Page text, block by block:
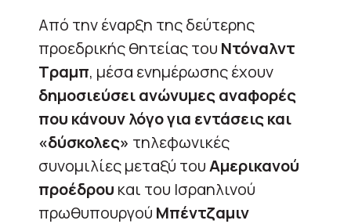
Από την έναρξη της δεύτερης
προεδρικής θητείας του Ντόναλντ
Τραμπ, μέσα ενημέρωσης έχουν
δημοσιεύσει ανώνυμες αναφορές
που κάνουν λόγο για εντάσεις και
«δύσκολες» τηλεφωνικές
συνομιλίες μεταξύ τουΑμερικανού
προέδρου και του Ισραηλινού
πρωθυπουργού Μπέντζαμιν